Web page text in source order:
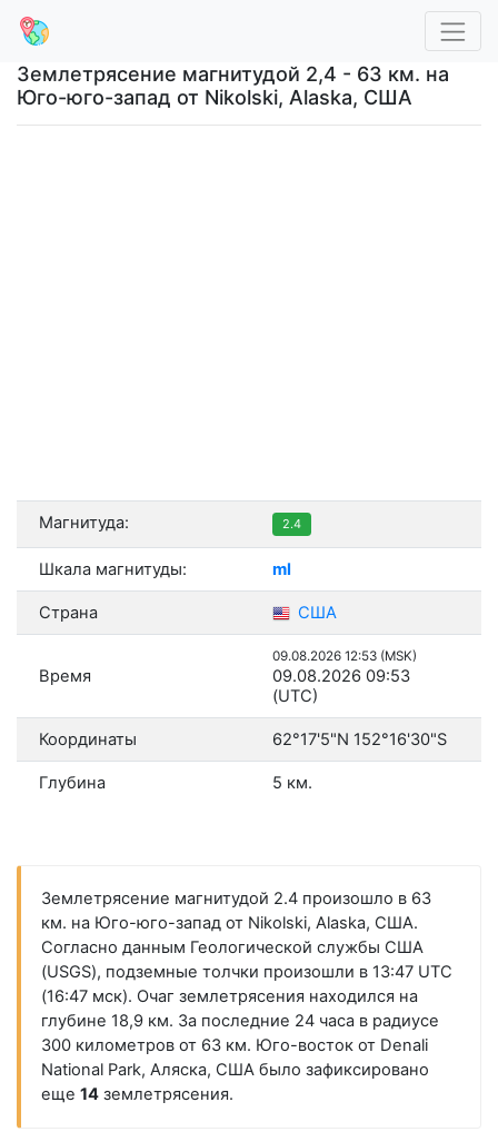
Землетрясение магнитудой 2,4 - 63 км. на
Юго-юго-запад от Nikolski, Alaska, США
Магнитуда: 2.4
Шкала магнитуды: ml
Страна США
Время
09.08.2026 12:53 (MSK)
09.08.2026 09:53
(UTC)
Координаты 62°17'5"N 152°16'30"S
Глубина 5 км.
Землетрясение магнитудой 2.4 произошло в 63
км. на Юго-юго-запад от Nikolski, Alaska, США.
Согласно данным Геологической службы США
(USGS), подземные толчки произошли в 13:47 UTC
(16:47 мск). Очаг землетрясения находился на
глубине 18,9 км. За последние 24 часа в радиусе
300 километров от 63 км. Юго-восток от Denali
National Park, Аляска, США было зафиксировано
еще 14землетрясения.